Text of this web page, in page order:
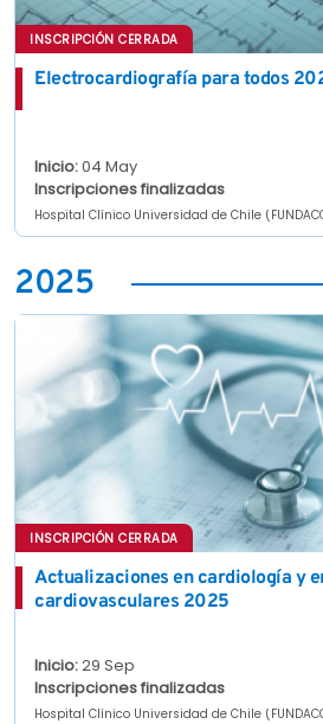
INSCRIPCIÓN CERRADA
Electrocardiografía para todos
Inicio:04 May
Inscripciones finalizadas
Hospital Clínico Universidad de Chile
2025
INSCRIPCIÓN CERRADA
Actualizaciones en cardiología y
cardiovasculares 2025
Inicio:29 Sep
Inscripciones finalizadas
Hospital Clínico Universidad de Chile